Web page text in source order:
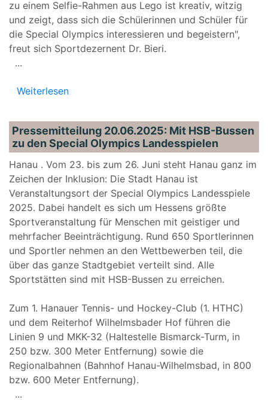
zu einem Selfie-Rahmen aus Lego ist kreativ, witzig
und zeigt, dass sich die Schülerinnen und Schüler für
die Special Olympics interessieren und begeistern",
freut sich Sportdezernent Dr. Bieri.
...
Weiterlesen
Pressemitteilung 20.06.2025: Mit HSB-Bussen
zu den Special Olympics Landesspielen
Hanau . Vom 23. bis zum 26. Juni steht Hanau ganz im
Zeichen der Inklusion: Die Stadt Hanau ist
Veranstaltungsort der Special Olympics Landesspiele
2025. Dabei handelt es sich um Hessens größte
Sportveranstaltung für Menschen mit geistiger und
mehrfacher Beeinträchtigung. Rund 650 Sportlerinnen
und Sportler nehmen an den Wettbewerben teil, die
über das ganze Stadtgebiet verteilt sind. Alle
Sportstätten sind mit HSB-Bussen zu erreichen.
Zum 1. Hanauer Tennis- und Hockey-Club (1. HTHC)
und dem Reiterhof Wilhelmsbader Hof führen die
Linien 9 und MKK-32 (Haltestelle Bismarck-Turm, in
250 bzw. 300 Meter Entfernung) sowie die
Regionalbahnen (Bahnhof Hanau-Wilhelmsbad, in 800
bzw. 600 Meter Entfernung).
...